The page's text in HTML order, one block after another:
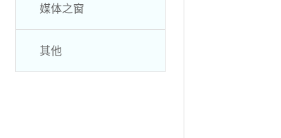
媒体之窗
其他